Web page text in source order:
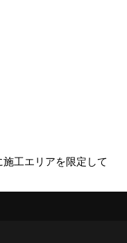
工エリアを限定して